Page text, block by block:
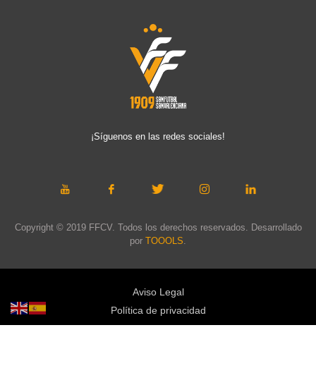
¡Síguenos en las redes sociales!
Copyright © 2019 FFCV. Todos los derechos reservados. Desarrollado
por TOOOLS.
Aviso Legal
Política de privacidad
Política de cookies